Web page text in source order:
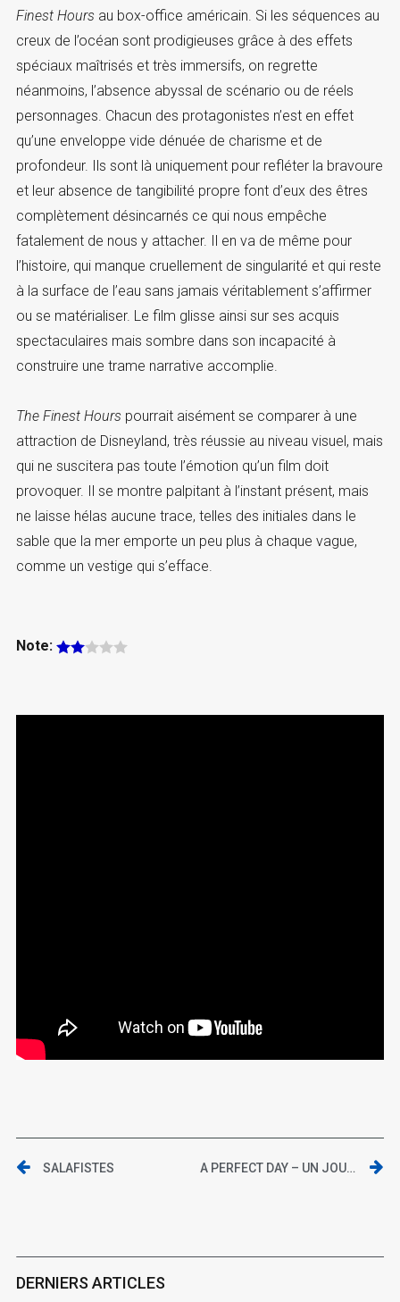
Finest Hours au box-office américain. Si les séquences au
creux de l’océan sont prodigieuses grâce à des effets
spéciaux maîtrisés et très immersifs, on regrette
néanmoins, l’absence abyssal de scénario ou de réels
personnages. Chacun des protagonistes n’est en effet
qu’une enveloppe vide dénuée de charisme et de
profondeur. Ils sont là uniquement pour refléter la bravoure
et leur absence de tangibilité propre font d’eux des êtres
complètement désincarnés ce qui nous empêche
fatalement de nous y attacher. Il en va de même pour
l’histoire, qui manque cruellement de singularité et qui reste
à la surface de l’eau sans jamais véritablement s’affirmer
ou se matérialiser. Le film glisse ainsi sur ses acquis
spectaculaires mais sombre dans son incapacité à
construire une trame narrative accomplie.
The Finest Hours pourrait aisément se comparer à une
attraction de Disneyland, très réussie au niveau visuel, mais
qui ne suscitera pas toute l’émotion qu’un film doit
provoquer. Il se montre palpitant à l’instant présent, mais
ne laisse hélas aucune trace, telles des initiales dans le
sable que la mer emporte un peu plus à chaque vague,
comme un vestige qui s’efface.
Note:
SALAFISTES A PERFECT DAY – UN JOUR COMME UN AUTRE
DERNIERS ARTICLES